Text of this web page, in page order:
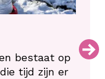
bestaat op
tijd zijn er